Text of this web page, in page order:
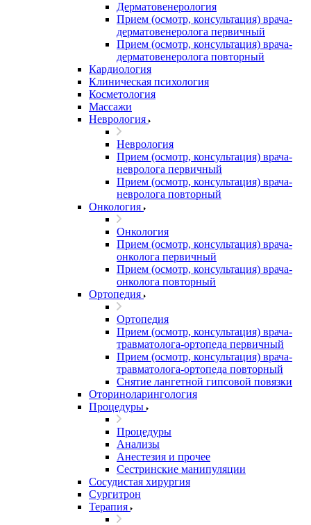
Дерматовенерология
Прием (осмотр, консультация) врача-
дерматовенеролога первичный
Прием (осмотр, консультация) врача-
дерматовенеролога повторный
Кардиология
Клиническая психология
Косметология
Массажи
Неврология
Неврология
Прием (осмотр, консультация) врача-
невролога первичный
Прием (осмотр, консультация) врача-
невролога повторный
Онкология
Онкология
Прием (осмотр, консультация) врача-
онколога первичный
Прием (осмотр, консультация) врача-
онколога повторный
Ортопедия
Ортопедия
Прием (осмотр, консультация) врача-
травматолога-ортопеда первичный
Прием (осмотр, консультация) врача-
травматолога-ортопеда повторный
Снятие лангетной гипсовой повязки
Оториноларингология
Процедуры
Процедуры
Анализы
Анестезия и прочее
Сестринские манипуляции
Сосудистая хирургия
Сургитрон
Терапия